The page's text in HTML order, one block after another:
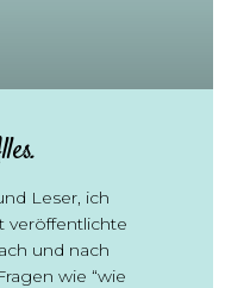
Leser, ich
veröffentlichte
und nach
wie “wie